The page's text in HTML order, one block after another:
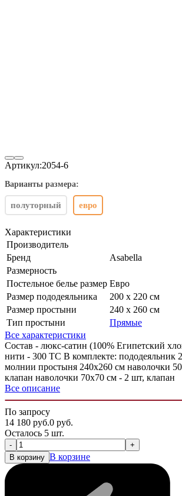
Артикул:2054-6
Варианты размера:
полуторный евро
Характеристики
Производитель
Бренд
Asabella
Размерность
Постельное белье размер Евро
Размер пододеяльника
200 х 220 см
Размер простыни
240 х 260 см
Тип простыни
Прямые
Все характеристики
Состав - люкс-сатин (100% Египетский
нити - 300 ТС В комплекте: пододеяльник
молнии простыня 240х260 см наволочки
клапан наволочки 70х70 см - 2 шт, клапан
Все описание
По запросу
14 180 руб.0 руб.
Осталось 5 шт.
-
+
В корзину В корзине